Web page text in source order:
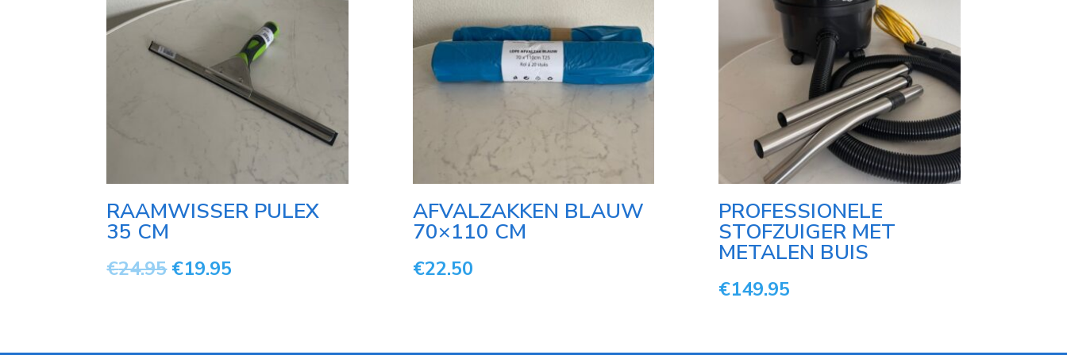
RAAMWISSER PULEX
35 CM
€24.95 €19.95
AFVALZAKKEN BLAUW
70×110 CM
€22.50
PROFESSIONELE
STOFZUIGER MET
METALEN BUIS
€149.95